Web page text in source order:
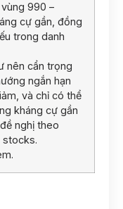
990 –
cự gần, đồng
trong danh
nên cẩn trọng
ngắn hạn
và chỉ có thể
kháng cự gần
nghị theo
stocks.